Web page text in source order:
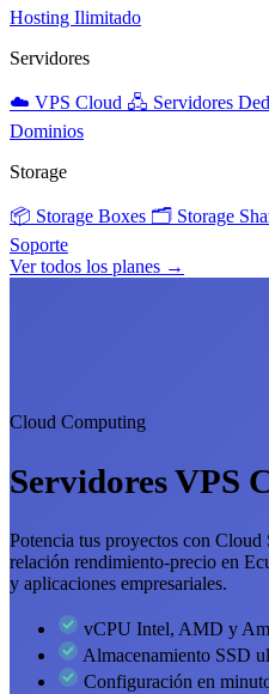
Hosting Ilimitado
Servidores
☁️ VPS Cloud 🖧 Servidores
Dominios
Storage
📦 Storage Boxes 🗂️ Storage
Soporte
Ver todos los planes →
Cloud Computing
Servidores VPS
Potencia tus proyectos con
relación rendimiento-precio en
y aplicaciones empresariales.
vCPU Intel, AMD y
Almacenamiento SSD
Configuración en